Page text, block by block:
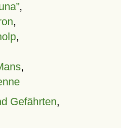
,
,
,
,
Gefährten,